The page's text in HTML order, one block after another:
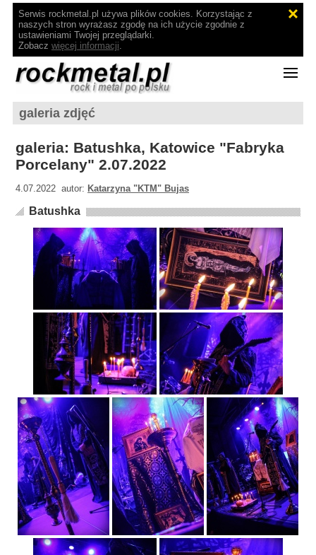
Serwis rockmetal.pl używa plików cookies. Korzystając z
naszych stron wyrażasz zgodę na ich użycie zgodnie z
ustawieniami Twojej przeglądarki.
Zobacz więcej informacji.
galeria zdjęć
galeria: Batushka, Katowice "Fabryka
Porcelany" 2.07.2022
4.07.2022 autor: Katarzyna "KTM" Bujas
Batushka